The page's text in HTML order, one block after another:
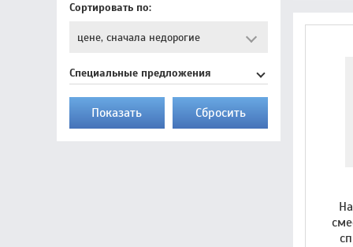
Сортировать по:
Специальные предложения
Показать Cбросить